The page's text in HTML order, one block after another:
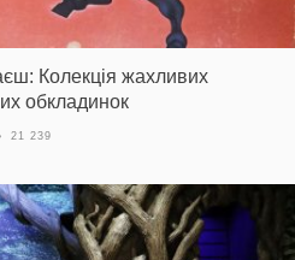
Колекція жахливих
обкладинок
21 239